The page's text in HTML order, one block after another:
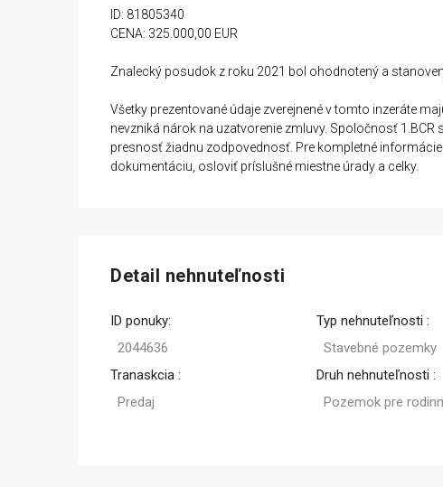
ID: 81805340
CENA: 325.000,00 EUR
Znalecký posudok z roku 2021 bol ohodnotený a
Všetky prezentované údaje zverejnené v tomto inzeráte
nevzniká nárok na uzatvorenie zmluvy. Spoločnosť
presnosť žiadnu zodpovednosť. Pre kompletné
dokumentáciu, osloviť príslušné miestne úrady a celky.
Detail nehnuteľnosti
ID ponuky:
2044636
Tranaskcia :
Predaj
Typ nehnuteľnosti :
Stavebné pozemky
Druh nehnuteľnosti :
Pozemok pre